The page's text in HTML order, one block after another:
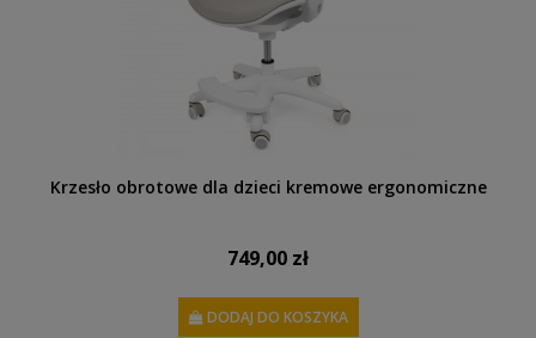
Krzesło obrotowe dla dzieci kremowe ergonomiczne
749,00 zł
DODAJ DO KOSZYKA